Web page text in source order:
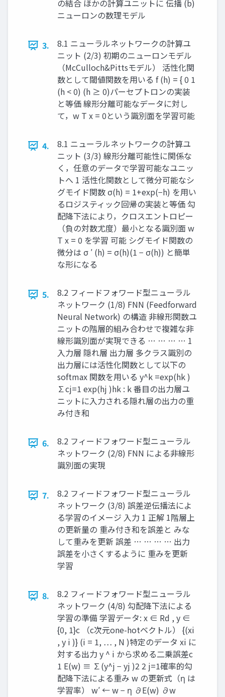
の結合 ほかの計算ユニットに 伝播 (b)
ニューロンの数理モデル
3.
8.1 ニューラルネットワークの計算ユ
ニット (2/3) 初期のニューロンモデル
（McCulloch&Pittsモデル） 活性化関
数として閾値関数を用いる f (h) = { 0 1 ​
(h < 0) (h ≥ 0) ​ パーセプトロンの実装
と等価 線形分離可能なデータに対し
て，w T x = 0という識別面を学習可能
4.
8.1 ニューラルネットワークの計算ユ
ニット (3/3) 線形分離可能性に関係な
く，任意のデータで学習可能なユニッ
トへ 1 活性化関数として微分可能なシ
グモイド関数 σ(h) = 1+exp(−h) を用い
る ​ ロジスティック回帰の実装と等価 勾
配降下法により，クロスエントロピー
（負の対数尤度）最小となる識別面 w
T x = 0 を学習 可能 シグモイド関数の
微分は σ ′ (h) = σ(h)(1 − σ(h)) と簡単
な形になる
5.
8.2 フィードフォワード型ニューラル
ネットワーク (1/8) FNN (Feedforward
Neural Network) の構造 非線形関数ユ
ニットの階層的組み合わせで複雑な非
線形識別面が実現できる … … … … 1
⼊⼒層 隠れ層 出⼒層 多クラス識別の
出力層には活性化関数として以下の
softmax 関数を用いる y^k = ​ ​ exp(hk )
∑cj=1 exp(hj ) ​ ​ ​ ​ hk : k 番目の出力層ユ
ニットに入力される隠れ層の出力の重
み付き和 ​
6.
8.2 フィードフォワード型ニューラル
ネットワーク (2/8) FNN による非線形
識別面の実現
7.
8.2 フィードフォワード型ニューラル
ネットワーク (3/8) 誤差逆伝播法によ
る学習のイメージ ⼊⼒ 1 正解 1階層上
の更新量の 重み付き和を誤差と みな
して重みを更新 誤差 … … … … 出⼒
誤差を⼩さくするように 重みを更新
学習
8.
8.2 フィードフォワード型ニューラル
ネットワーク (4/8) 勾配降下法による
学習の準備 学習データ: x ∈ Rd , y ∈
{0, 1}c （c次元one-hotベクトル） {(xi
, y i )} (i = 1, … , N ) ​ ​ 特定のデータ xi に
対する出力 y ^ i から求める二乗誤差 ​ ​ ​ c
1 E(w) ≡ ∑(y^j − yj )2 2 j=1 ​ ​ ​ ​ ​ 確率的勾
配降下法による重み w の更新式（η は
学習率） w′ ← w − η ∂E(w) ∂w ​